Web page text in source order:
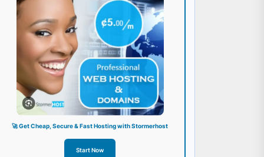
🚀 Get Cheap, Secure & Fast Hosting with Stormerhost
Start Now